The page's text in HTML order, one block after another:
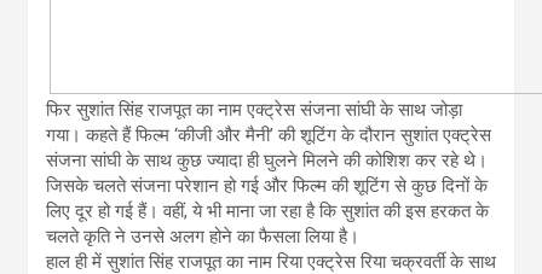
फिर सुशांत सिंह राजपूत का नाम एक्ट्रेस संजना सांघी के साथ जोड़ा
गया। कहते हैं फिल्म ‘कीजी और मैनी’ की शूटिंग के दौरान सुशांत एक्ट्रेस
संजना सांघी के साथ कुछ ज्यादा ही घुलने मिलने की कोशिश कर रहे थे।
जिसके चलते संजना परेशान हो गई और फिल्म की शूटिंग से कुछ दिनों के
लिए दूर हो गई हैं। वहीं, ये भी माना जा रहा है कि सुशांत की इस हरकत के
चलते कृति ने उनसे अलग होने का फैसला लिया है।
हाल ही में सुशांत सिंह राजपूत का नाम रिया एक्ट्रेस रिया चक्रवर्ती के साथ